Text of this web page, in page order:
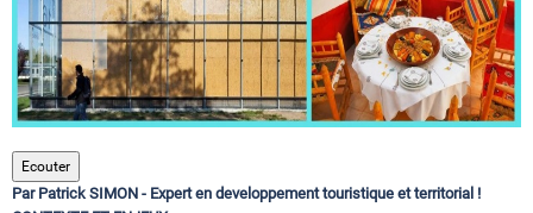
Evenements
Contact
Ecouter
Par Patrick SIMON - Expert en developpement touristique et territorial !